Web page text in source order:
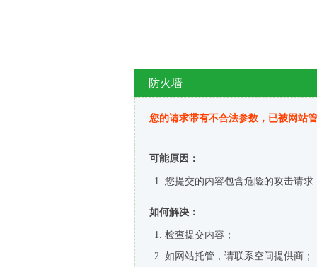
防火墙
您的请求带有不合法参数，已被网站
可能原因：
您提交的内容包含危险的攻击请求
如何解决：
检查提交内容；
如网站托管，请联系空间提供商；